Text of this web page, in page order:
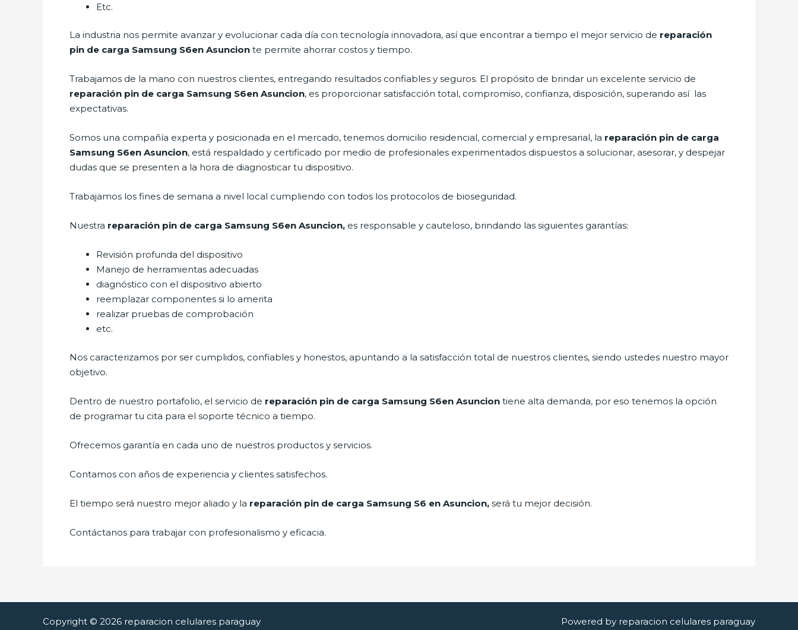
Etc.
La industria nos permite avanzar y evolucionar cada día con tecnología innovadora, así que encontrar a tiempo el mejor servicio de reparación
pin de carga Samsung S6en Asuncion te permite ahorrar costos y tiempo.
Trabajamos de la mano con nuestros clientes, entregando resultados confiables y seguros. El propósito de brindar un excelente servicio de
reparación pin de carga Samsung S6en Asuncion, es proporcionar satisfacción total, compromiso, confianza, disposición, superando así las
expectativas.
Somos una compañía experta y posicionada en el mercado, tenemos domicilio residencial, comercial y empresarial, la reparación pin de carga
Samsung S6en Asuncion, está respaldado y certificado por medio de profesionales experimentados dispuestos a solucionar, asesorar, y despejar
dudas que se presenten a la hora de diagnosticar tu dispositivo.
Trabajamos los fines de semana a nivel local cumpliendo con todos los protocolos de bioseguridad.
Nuestra reparación pin de carga Samsung S6en Asuncion, es responsable y cauteloso, brindando las siguientes garantías:
Revisión profunda del dispositivo
Manejo de herramientas adecuadas
diagnóstico con el dispositivo abierto
reemplazar componentes si lo amerita
realizar pruebas de comprobación
etc.
Nos caracterizamos por ser cumplidos, confiables y honestos, apuntando a la satisfacción total de nuestros clientes, siendo ustedes nuestro mayor
objetivo.
Dentro de nuestro portafolio, el servicio de reparación pin de carga Samsung S6en Asuncion tiene alta demanda, por eso tenemos la opción
de programar tu cita para el soporte técnico a tiempo.
Ofrecemos garantía en cada uno de nuestros productos y servicios.
Contamos con años de experiencia y clientes satisfechos.
El tiempo será nuestro mejor aliado y la reparación pin de carga Samsung S6 en Asuncion, será tu mejor decisión.
Contáctanos para trabajar con profesionalismo y eficacia.
Copyright © 2026 reparacion celulares paraguay Powered by reparacion celulares paraguay